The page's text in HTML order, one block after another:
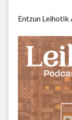
Entzun Leihotik